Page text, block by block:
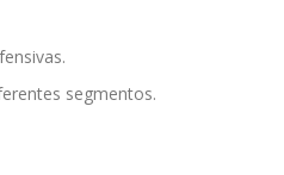
segmentos.